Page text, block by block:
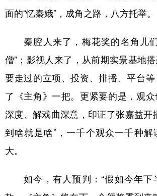
面的“忆秦娥”，成角之路，八方托举。
秦腔人来了，梅花奖的名角儿们
僧”；影视人来了，从前期实景基地
要走过的立项、投资、排播、平台
了《主角》一把。更紧要的是，观
深度、解戏曲深意，印证了张嘉益开
到啥就是啥”，一千个观众一千种解
大。
如今，有人预判：“假如今年下